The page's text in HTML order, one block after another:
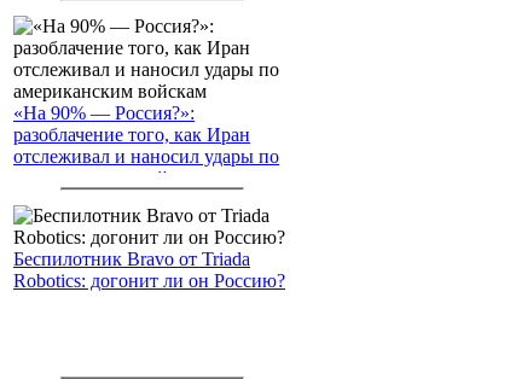
«На 90% — Россия?»:
разоблачение того, как Иран
отслеживал и наносил удары по
американским войскам
Беспилотник Bravo от Triada
Robotics: догонит ли он Россию?